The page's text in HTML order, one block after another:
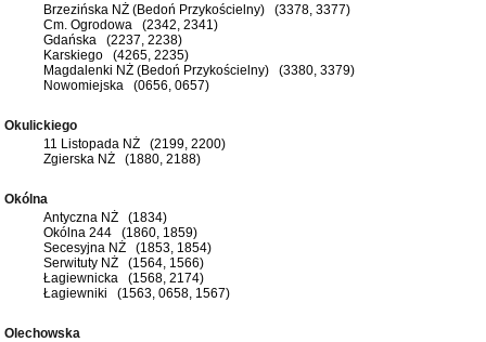
Brzezińska NŻ (Bedoń Przykościelny) (3378, 3377)
Cm. Ogrodowa (2342, 2341)
Gdańska (2237, 2238)
Karskiego (4265, 2235)
Magdalenki NŻ (Bedoń Przykościelny) (3380, 3379)
Nowomiejska (0656, 0657)
Okulickiego
11 Listopada NŻ (2199, 2200)
Zgierska NŻ (1880, 2188)
Okólna
Antyczna NŻ (1834)
Okólna 244 (1860, 1859)
Secesyjna NŻ (1853, 1854)
Serwituty NŻ (1564, 1566)
Łagiewnicka (1568, 2174)
Łagiewniki (1563, 0658, 1567)
Olechowska